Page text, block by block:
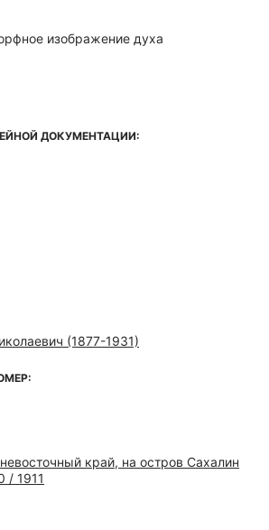
изображение духа
ДОКУМЕНТАЦИИ:
(1877-1931)
край, на остров Сахалин
/ 1911